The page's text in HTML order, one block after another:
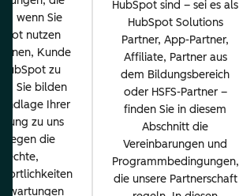
wenn Sie
nutzen
Kunde
zu
Sie bilden
Ihrer
zu uns
legen die
Rechte,
HubSpot sind – sei es als
HubSpot Solutions
Partner, App-Partner,
Affiliate, Partner aus
dem Bildungsbereich
oder HSFS-Partner –
finden Sie in diesem
Abschnitt die
Vereinbarungen und
Programmbedingungen,
die unsere Partnerschaft